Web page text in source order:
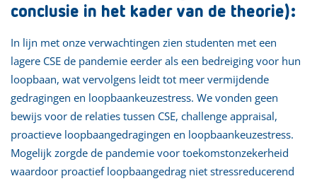
conclusie in het kader van de theorie):
In lijn met onze verwachtingen zien studenten met een
lagere CSE de pandemie eerder als een bedreiging voor hun
loopbaan, wat vervolgens leidt tot meer vermijdende
gedragingen en loopbaankeuzestress. We vonden geen
bewijs voor de relaties tussen CSE, challenge appraisal,
proactieve loopbaangedragingen en loopbaankeuzestress.
Mogelijk zorgde de pandemie voor toekomstonzekerheid
waardoor proactief loopbaangedrag niet stressreducerend